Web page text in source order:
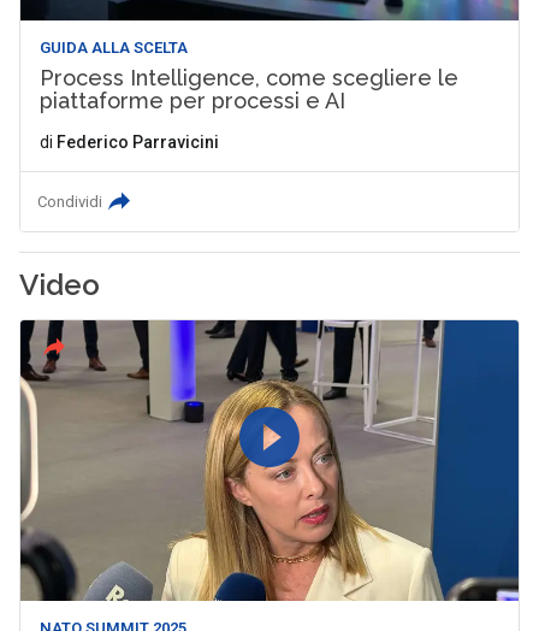
GUIDA ALLA SCELTA
Process Intelligence, come scegliere le
piattaforme per processi e AI
di Federico Parravicini
Condividi
Video